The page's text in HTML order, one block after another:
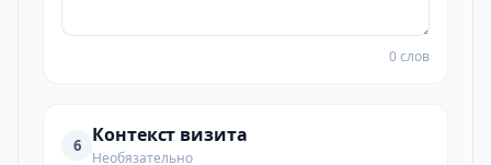
0 слов
6 Контекст визита
Необязательно